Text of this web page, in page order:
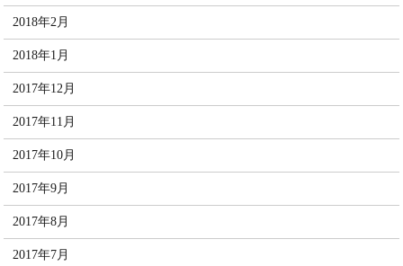
2018年2月
2018年1月
2017年12月
2017年11月
2017年10月
2017年9月
2017年8月
2017年7月